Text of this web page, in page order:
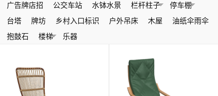
广告牌店招
公交车站 水钵水景 栏杆柱子
停车棚
台塔
牌坊 乡村入口标识 户外吊床 木屋
油纸伞雨伞
抱鼓石
楼梯 乐器